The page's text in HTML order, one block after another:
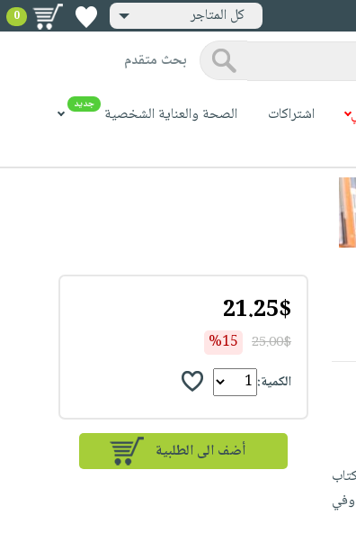
كل المتاجر 0
بحث متقدم
اشتراكات الصحة والعناية الشخصية جديد
وفي
21.25$
25.00$
%15
الكمية:
أضف الى الطلبية